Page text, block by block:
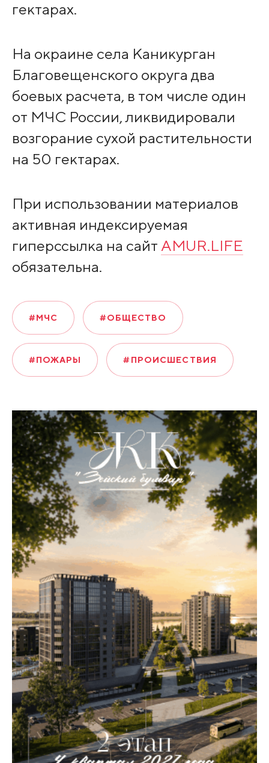
гектарах.
На окраине села Каникурган
Благовещенского округа два
боевых расчета, в том числе один
от МЧС России, ликвидировали
возгорание сухой растительности
на 50 гектарах.
При использовании материалов
активная индексируемая
гиперссылка на сайт AMUR.LIFE
обязательна.
#МЧС #ОБЩЕСТВО
#ПОЖАРЫ #ПРОИСШЕСТВИЯ